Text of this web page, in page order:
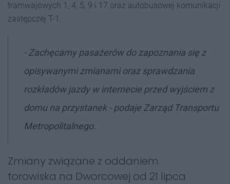
tramwajowych 1, 4, 5, 9 i 17 oraz autobusowej komunikacji
zastępczej T-1.
- Zachęcamy pasażerów do zapoznania się z
opisywanymi zmianami oraz sprawdzania
rozkładów jazdy w internecie przed wyjściem z
domu na przystanek - podaje Zarząd Transportu
Metropolitalnego.
Zmiany związane z oddaniem
torowiska na Dworcowej od 21 lipca